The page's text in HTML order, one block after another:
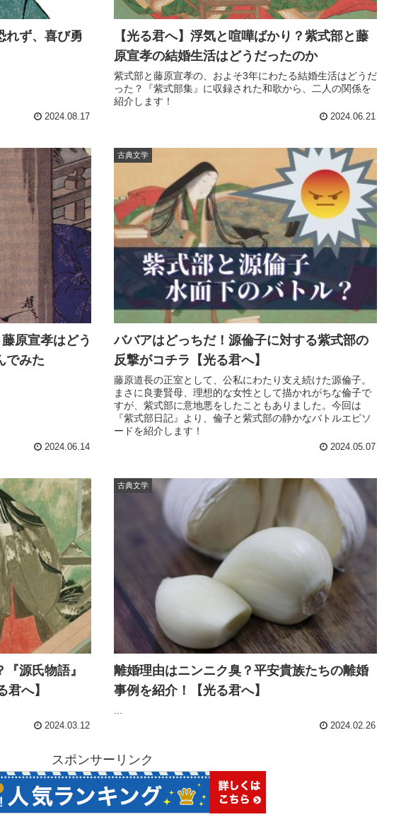
れず、喜び勇
2024.08.17
【光る君へ】浮気と喧嘩ばかり？紫式部と藤
原宣孝の結婚生活はどうだったのか
紫式部と藤原宣孝の、およそ3年にわたる結婚生活はどうだ
った？『紫式部集』に収録された和歌から、二人の関係を
紹介します！
2024.06.21
原宣孝はどう
でみた
2024.06.14
古典文学
ババアはどっちだ！源倫子に対する紫式部の
反撃がコチラ【光る君へ】
藤原道長の正室として、公私にわたり支え続けた源倫子。
まさに良妻賢母、理想的な女性として描かれがちな倫子で
すが、紫式部に意地悪をしたこともありました。今回は
『紫式部日記』より、倫子と紫式部の静かなバトルエピソ
ードを紹介します！
2024.05.07
源氏物語』
へ】
2024.03.12
古典文学
離婚理由はニンニク臭？平安貴族たちの離婚
事例を紹介！【光る君へ】
2024.02.26
スポンサーリンク